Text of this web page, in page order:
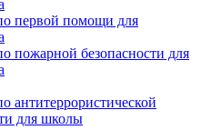
первой помощи для
пожарной безопасности для
антитеррористической
для школы